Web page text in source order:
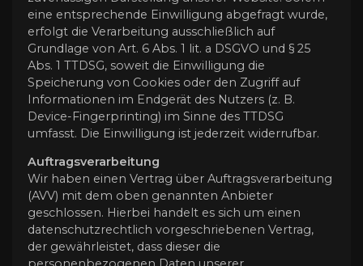
eine entsprechende Einwilligung abgefragt wurde,
erfolgt die Verarbeitung ausschließlich auf
Grundlage von Art. 6 Abs. 1 lit. a DSGVO und § 25
Abs. 1 TTDSG, soweit die Einwilligung die
Speicherung von Cookies oder den Zugriff auf
Informationen im Endgerät des Nutzers (z. B.
Device-Fingerprinting) im Sinne des TTDSG
umfasst. Die Einwilligung ist jederzeit widerrufbar.
Auftragsverarbeitung
Wir haben einen Vertrag über Auftragsverarbeitung
(AVV) mit dem oben genannten Anbieter
geschlossen. Hierbei handelt es sich um einen
datenschutzrechtlich vorgeschriebenen Vertrag,
der gewährleistet, dass dieser die